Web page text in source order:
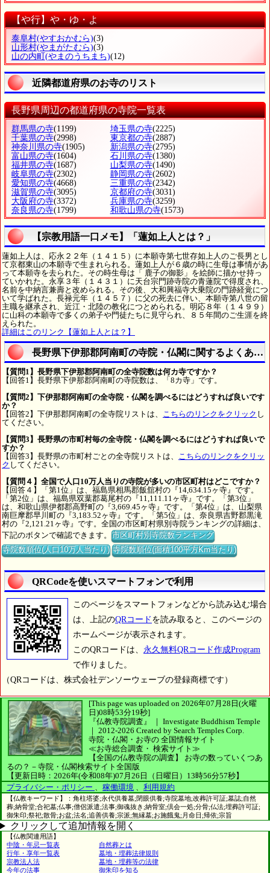
【や行】や・ゆ・よ
泰阜村(やすおかむら)(3)
山形村(やまがたむら)(3)
山の内町 (やまのうちまち)(12)
近隣都道府県のお寺のリスト
長野県周辺の都道府県の寺院一覧表
群馬県の寺(1199) 埼玉県の寺(2225)
千葉県の寺(2998) 東京都の寺(2887)
神奈川県の寺(1905) 新潟県の寺(2795)
富山県の寺(1604) 石川県の寺(1380)
福井県の寺(1687) 山梨県の寺(1490)
岐阜県の寺(2302) 静岡県の寺(2602)
愛知県の寺(4668) 三重県の寺(2342)
滋賀県の寺(3095) 京都府の寺(3031)
大阪府の寺(3372) 兵庫県の寺(3259)
奈良県の寺(1799) 和歌山県の寺(1573)
【宗教用語一口メモ】「蓮如上人とは？」
蓮如上人は、応永２２年（１４１５）に本願寺第七世存如上人のご長男とし
て京都東山の本願寺で生まれられる。蓮如上人が６歳の時に生母は事情があ
って本願寺を去られた。その時生母は「 鹿子の御影」を絵師に描かせ持っ
ていかれた。永享３年（１４３１）に天台宗門跡寺院の青蓮院で得度され、
名前を中納言兼壽と改められる。その後、大和興福寺大乗院の門跡経覚につ
いて学ばれた。長禄元年（１４５７）に父の死去に伴い、本願寺第八世の留
主職を継承され、近江・北陸の教化につとめられる。明応８年（１４９９）
に山科の本願寺で多くの弟子や門徒たちに見守られ、８５年間のご生涯を終
えられた。
詳細はこのリンク【蓮如上人とは？】
長野県下伊那郡阿南町の寺院・仏閣に関するよくある
【質問1】長野県下伊那郡阿南町の全寺院数は何カ寺ですか？
【回答1】長野県下伊那郡阿南町の寺院数は、「8カ寺」です。
【質問2】下伊那郡阿南町の全寺院・仏閣を調べるにはどうすれば良いです
か？
【回答2】下伊那郡阿南町の全寺院リストは、 こちらのリンクをクリック し
てください。
【質問3】長野県の市町村毎の全寺院・仏閣を調べるにはどうすれば良いで
すか？
【回答3】長野県の市町村ごとの全寺院リストは、 こちらのリンクをクリッ
ク してください。
【質問４】全国で人口10万人当りの寺院が多いの市区町村はどこですか？
【回答４】「第1位」は、福島県相馬郡飯舘村の『14,634.15ヶ寺』です。
「第2位」は、福島県双葉郡葛尾村の『11,111.11ヶ寺』です。「第3位」
は、和歌山県伊都郡高野町の『3,669.45ヶ寺』です。「第4位」は、山梨県
南巨摩郡早川町の『3,183.52ヶ寺』です。「第5位」は、奈良県吉野郡黒滝
村の『2,121.21ヶ寺』です。全国の市区町村県別寺院ランキングの詳細は、
下記のボタンで確認できます。市区町村別寺院数ランキング
寺院数順位(人口10万人当たり) 寺院数順位(面積100平方Km当たり)
QRCodeを使いスマートフォンで利用
このページをスマートフォンなどから読み込む場合
は、上記のQRコード を読み取ると、このページの
ホームページが表示されます。
このQRコードは、 永久無料QRコード作成Program
で作りました。
（QRコードは、株式会社デンソーウェーブの登録商標です）
[This page was uploaded on 2026年07月28日(火曜
日)08時53分19秒]
『仏教寺院調査』 ｜ Investigate Buddhism Temple
｜ 2012-2026 Created by Search Temples Corp.
寺院・仏閣・お寺の 全国情報サイト
≪お寺総合調査・ 検索サイト≫
【全国の仏教寺院の調査】
お寺の数っていくつあ
るの？－寺院・仏閣検索サイト全国版
【更新日時：2026年(令和08年)07月26日（日曜日）13時56分57秒】
プライバシー・ポリシー 、 稼働環境 、 利用規約
【仏教キーワード】：角柱塔婆;永代供養墓;閉眼供養;寺院墓地;改葬許可証;墓誌;自然
葬;納骨堂;合祀墓;仏事;僧侶派遣;法事;御魂抜き;納骨室;倶会一処;分骨;仏法;埋葬許可証;
御朱印;祭祀;散骨;お盆;法名;追善供養;宗派;無縁墓;お施餓鬼;月命日;帰依;宗旨
クリックして追加情報を開く
【仏教関連用語】
中陰・年忌一覧表
自然葬とは
行年・享年一覧表
墓地・埋葬法律規則
宗教法人法
墓地・埋葬等の法律
今年の法事
御朱印を知る